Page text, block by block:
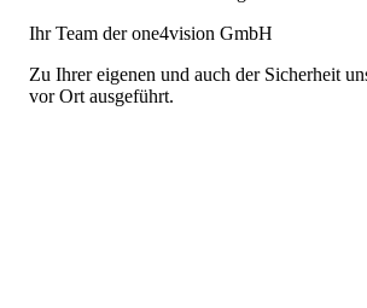
Ihr Team der one4vision GmbH
Zu Ihrer eigenen und auch der Sicherheit
vor Ort ausgeführt.